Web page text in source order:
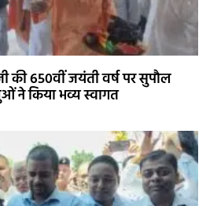
की 650वीं जयंती वर्ष पर सुपौल
ने किया भव्य स्वागत